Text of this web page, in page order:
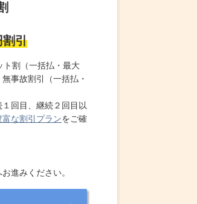
割引
ト割（一括払・最大
事故割引（一括払・
回目、継続２回目以
富な割引プランをご確
進みください。